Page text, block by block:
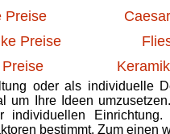
Preise
Preise
oder als individuelle
um Ihre Ideen
individuellen
bestimmt. Zum einen